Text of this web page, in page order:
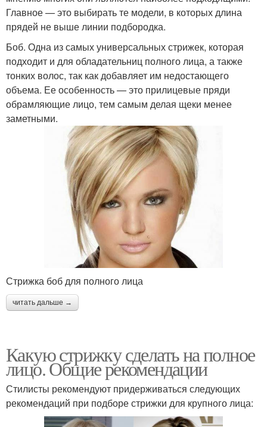
Главное — это выбирать те модели, в которых длина
прядей не выше линии подбородка.
Боб. Одна из самых универсальных стрижек, которая
подходит и для обладательниц полного лица, а также
тонких волос, так как добавляет им недостающего
объема. Ее особенность — это прилицевые пряди
обрамляющие лицо, тем самым делая щеки менее
заметными.
Стрижка боб для полного лица
читать дальше →
Какую стрижку сделать на полное
лицо. Общие рекомендации
Стилисты рекомендуют придерживаться следующих
рекомендаций при подборе стрижки для крупного лица: